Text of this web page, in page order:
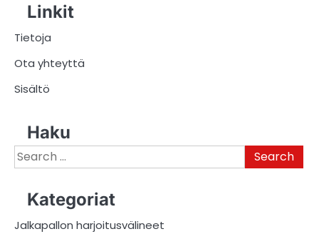
Linkit
Tietoja
Ota yhteyttä
Sisältö
Haku
Search
for:
Kategoriat
Jalkapallon harjoitusvälineet